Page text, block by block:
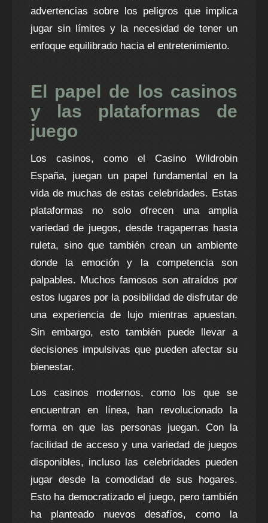
advertencias sobre los peligros que implica
jugar sin límites y la necesidad de tener un
enfoque equilibrado hacia el entretenimiento.
El papel de los casinos
y las plataformas de
juego
Los casinos, como el Casino Wildrobin
España, juegan un papel fundamental en la
vida de muchas de estas celebridades. Estas
plataformas no solo ofrecen una amplia
variedad de juegos, desde tragaperras hasta
ruleta, sino que también crean un ambiente
donde la emoción y la competencia son
palpables. Muchos famosos son atraídos por
estos lugares por la posibilidad de disfrutar de
una experiencia de lujo mientras apuestan.
Sin embargo, esto también puede llevar a
decisiones impulsivas que pueden afectar su
bienestar.
Los casinos modernos, como los que se
encuentran en línea, han revolucionado la
forma en que las personas juegan. Con la
facilidad de acceso y una variedad de juegos
disponibles, incluso las celebridades pueden
jugar desde la comodidad de sus hogares.
Esto ha democratizado el juego, pero también
ha planteado nuevos desafíos, como la